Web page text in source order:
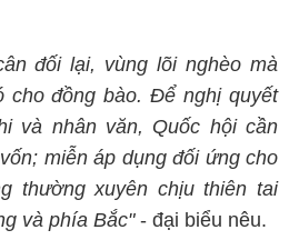
đối lại, vùng lõi nghèo mà
cho đồng bào. Để nghị quyết
và nhân văn, Quốc hội cần
miễn áp dụng đối ứng cho
thường xuyên chịu thiên tai
và phía Bắc"- đại biểu nêu.